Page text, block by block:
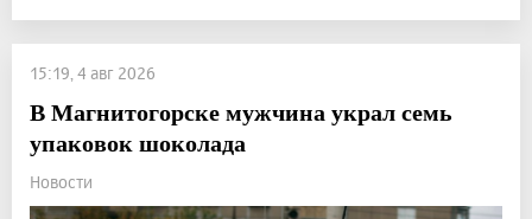
15:19, 4 авг 2026
В Магнитогорске мужчина украл семь
упаковок шоколада
Новости